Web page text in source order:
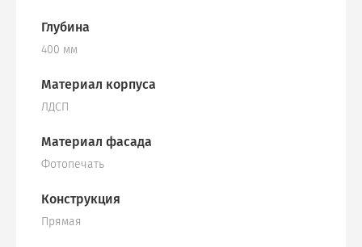
Глубина
400 мм
Материал корпуса
ЛДСП
Материал фасада
Фотопечать
Конструкция
Прямая